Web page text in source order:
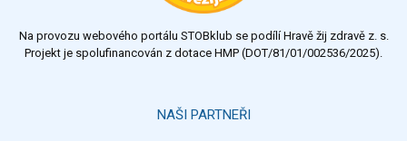
Výsledky Všechny ankety
Na provozu webového portálu STOBklub se podílí Hravě žij zdravě z. s.
Projekt je spolufinancován z dotace HMP (DOT/81/01/002536/2025).
NAŠI PARTNEŘI